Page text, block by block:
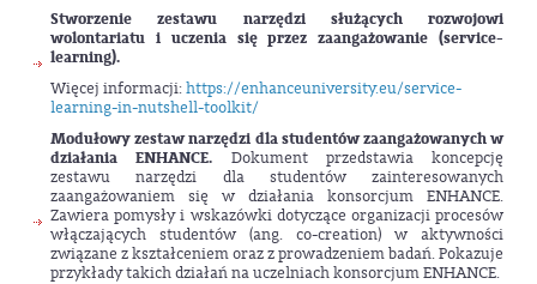
Stworzenie zestawu narzędzi służących rozwojowi
wolontariatu i uczenia się przez zaangażowanie (service-
learning).
Więcej informacji:https://enhanceuniversity.eu/service-
learning-in-nutshell-toolkit/
Modułowy zestaw narzędzi dla studentów zaangażowanych w
działania ENHANCE. Dokument przedstawia koncepcję
zestawu narzędzi dla studentów zainteresowanych
zaangażowaniem się w działania konsorcjum ENHANCE.
Zawiera pomysły i wskazówki dotyczące organizacji procesów
włączających studentów (ang. co-creation) w aktywności
związane z kształceniem oraz z prowadzeniem badań. Pokazuje
przykłady takich działań na uczelniach konsorcjum ENHANCE.